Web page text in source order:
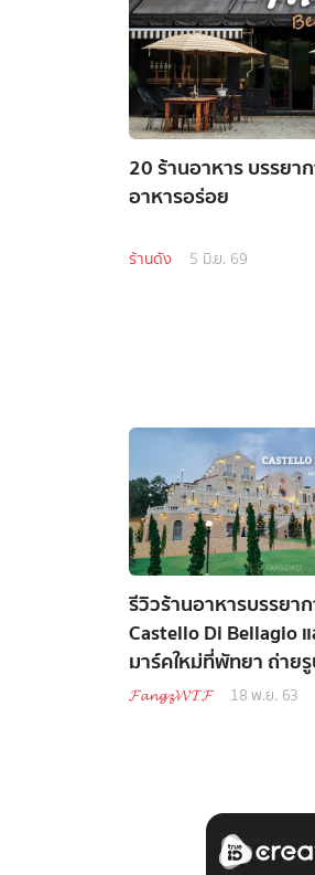
20 ร้านอาหาร บรรย
อาหารอร่อย
ร้านดัง 5 มิ.ย. 69
รีวิวร้านอาหารบรรยา
Castello Di Bellagio
มาร์คใหม่ที่พัทยา ถ่าย
ปราสาทสุดหรูโรแมนติก
𝓕𝓪𝓷𝓰𝔃𝓦𝓣𝓕 18 พ.ย. 63